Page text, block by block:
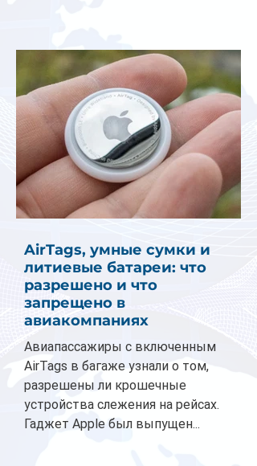
AirTags, умные сумки и
литиевые батареи: что
разрешено и что
запрещено в
авиакомпаниях
Авиапассажиры с включенным
AirTags в багаже узнали о том,
разрешены ли крошечные
устройства слежения на рейсах.
Гаджет Apple был выпущен...